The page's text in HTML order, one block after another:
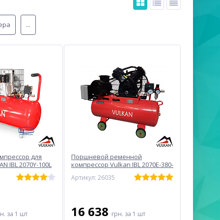
...
для
IBL 2070Y-100L
за 1 шт
Поршневой ременной
компрессор Vulkan IBL 2070E-380-
Артикул: 26035
16 638 грн. за 1 шт